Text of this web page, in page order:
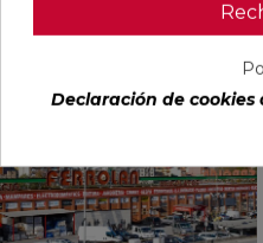
Tiendas
Declaración de